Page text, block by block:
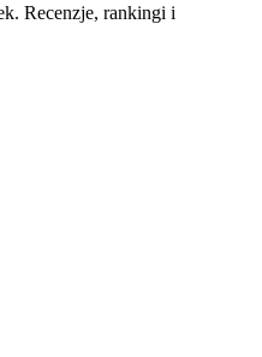
Recenzje, rankingi i